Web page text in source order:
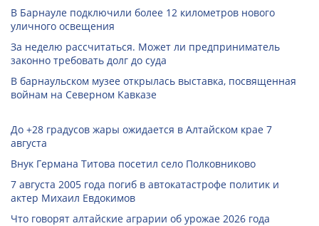
В Барнауле подключили более 12 километров нового
уличного освещения
За неделю рассчитаться. Может ли предприниматель
законно требовать долг до суда
В барнаульском музее открылась выставка, посвященная
войнам на Северном Кавказе
До +28 градусов жары ожидается в Алтайском крае 7
августа
Внук Германа Титова посетил село Полковниково
7 августа 2005 года погиб в автокатастрофе политик и
актер Михаил Евдокимов
Что говорят алтайские аграрии об урожае 2026 года